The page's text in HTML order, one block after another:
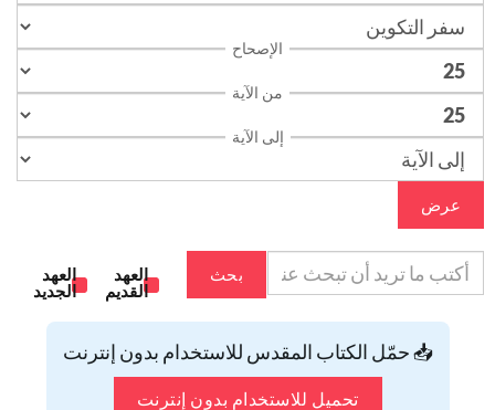
الإصحاح
من الآية
إلى الآية
عرض
بحث
العهد
القديم
العهد
الجديد
📥 حمّل الكتاب المقدس للاستخدام بدون إنترنت
تحميل للاستخدام بدون إنترنت